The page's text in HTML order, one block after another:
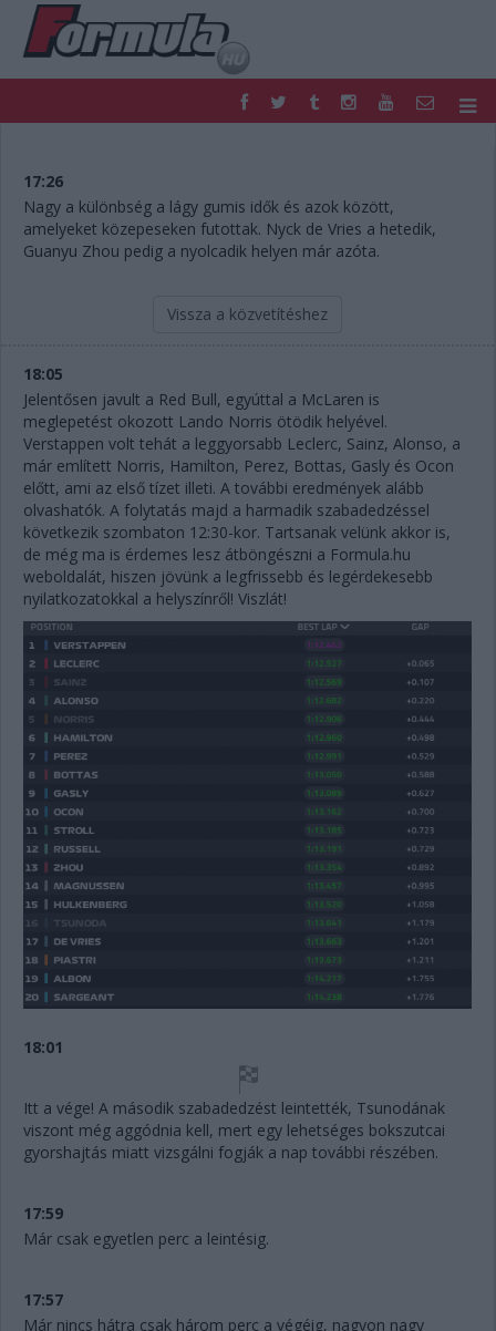
FORMULA
NEMZETKÖZI
HAZAI
RETRO
EGYÉB
PODCAST
SHOP
PONTÁLLÁSOK
17:26
Nagy a különbség a lágy gumis idők és azok között,
amelyeket közepeseken futottak. Nyck de Vries a hetedik,
Guanyu Zhou pedig a nyolcadik helyen már azóta.
Vissza a közvetítéshez
18:05
Jelentősen javult a Red Bull, egyúttal a McLaren is
meglepetést okozott Lando Norris ötödik helyével.
Verstappen volt tehát a leggyorsabb Leclerc, Sainz, Alonso, a
már említett Norris, Hamilton, Perez, Bottas, Gasly és Ocon
előtt, ami az első tízet illeti. A további eredmények alább
olvashatók. A folytatás majd a harmadik szabadedzéssel
következik szombaton 12:30-kor. Tartsanak velünk akkor is,
de még ma is érdemes lesz átböngészni a Formula.hu
weboldalát, hiszen jövünk a legfrissebb és legérdekesebb
nyilatkozatokkal a helyszínről! Viszlát!
18:01
Itt a vége! A második szabadedzést leintették, Tsunodának
viszont még aggódnia kell, mert egy lehetséges bokszutcai
gyorshajtás miatt vizsgálni fogják a nap további részében.
17:59
Már csak egyetlen perc a leintésig.
17:57
Már nincs hátra csak három perc a végéig, nagyon nagy